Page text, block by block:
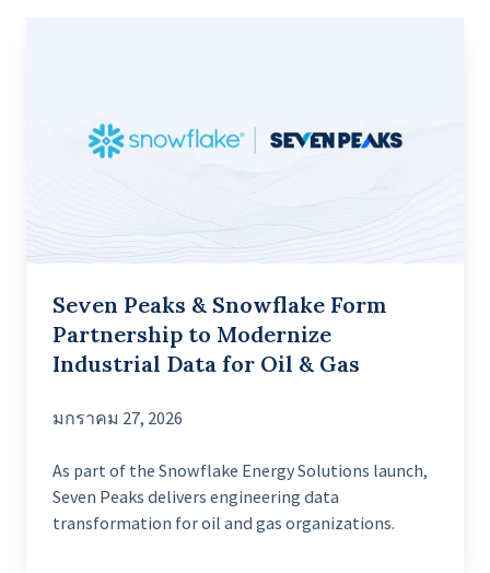
Snowflake
Data
Gas
Seven Peaks & Snowflake Form
Partnership to Modernize
Industrial Data for Oil & Gas
มกราคม 27, 2026
As part of the Snowflake Energy Solutions launch,
Seven Peaks delivers engineering data
transformation for oil and gas organizations.